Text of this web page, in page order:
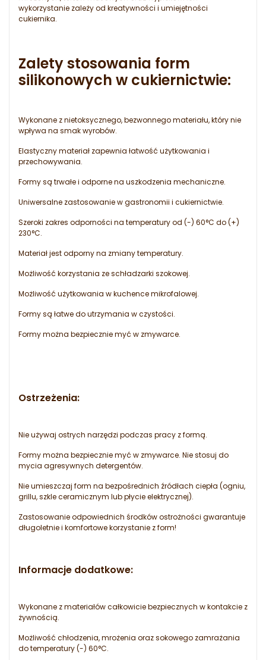
wykorzystanie zależy od kreatywności i umiejętności
cukiernika.
Zalety stosowania form
silikonowych w cukiernictwie:
Wykonane z nietoksycznego, bezwonnego materiału, który nie
wpływa na smak wyrobów.
Elastyczny materiał zapewnia łatwość użytkowania i
przechowywania.
Formy są trwałe i odporne na uszkodzenia mechaniczne.
Uniwersalne zastosowanie w gastronomii i cukiernictwie.
Szeroki zakres odporności na temperatury od (-) 60°C do (+)
230°C.
Materiał jest odporny na zmiany temperatury.
Możliwość korzystania ze schładzarki szokowej.
Możliwość użytkowania w kuchence mikrofalowej.
Formy są łatwe do utrzymania w czystości.
Formy można bezpiecznie myć w zmywarce.
Ostrzeżenia:
Nie używaj ostrych narzędzi podczas pracy z formą.
Formy można bezpiecznie myć w zmywarce. Nie stosuj do
mycia agresywnych detergentów.
Nie umieszczaj form na bezpośrednich źródłach ciepła (ogniu,
grillu, szkle ceramicznym lub płycie elektrycznej).
Zastosowanie odpowiednich środków ostrożności gwarantuje
długoletnie i komfortowe korzystanie z form!
Informacje dodatkowe:
Wykonane z materiałów całkowicie bezpiecznych w kontakcie z
żywnością.
Możliwość chłodzenia, mrożenia oraz sokowego zamrażania
do temperatury (-) 60°C.